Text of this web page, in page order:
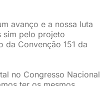
avanço e a nossa luta
sim pelo projeto
da Convenção 151 da
no Congresso Nacional